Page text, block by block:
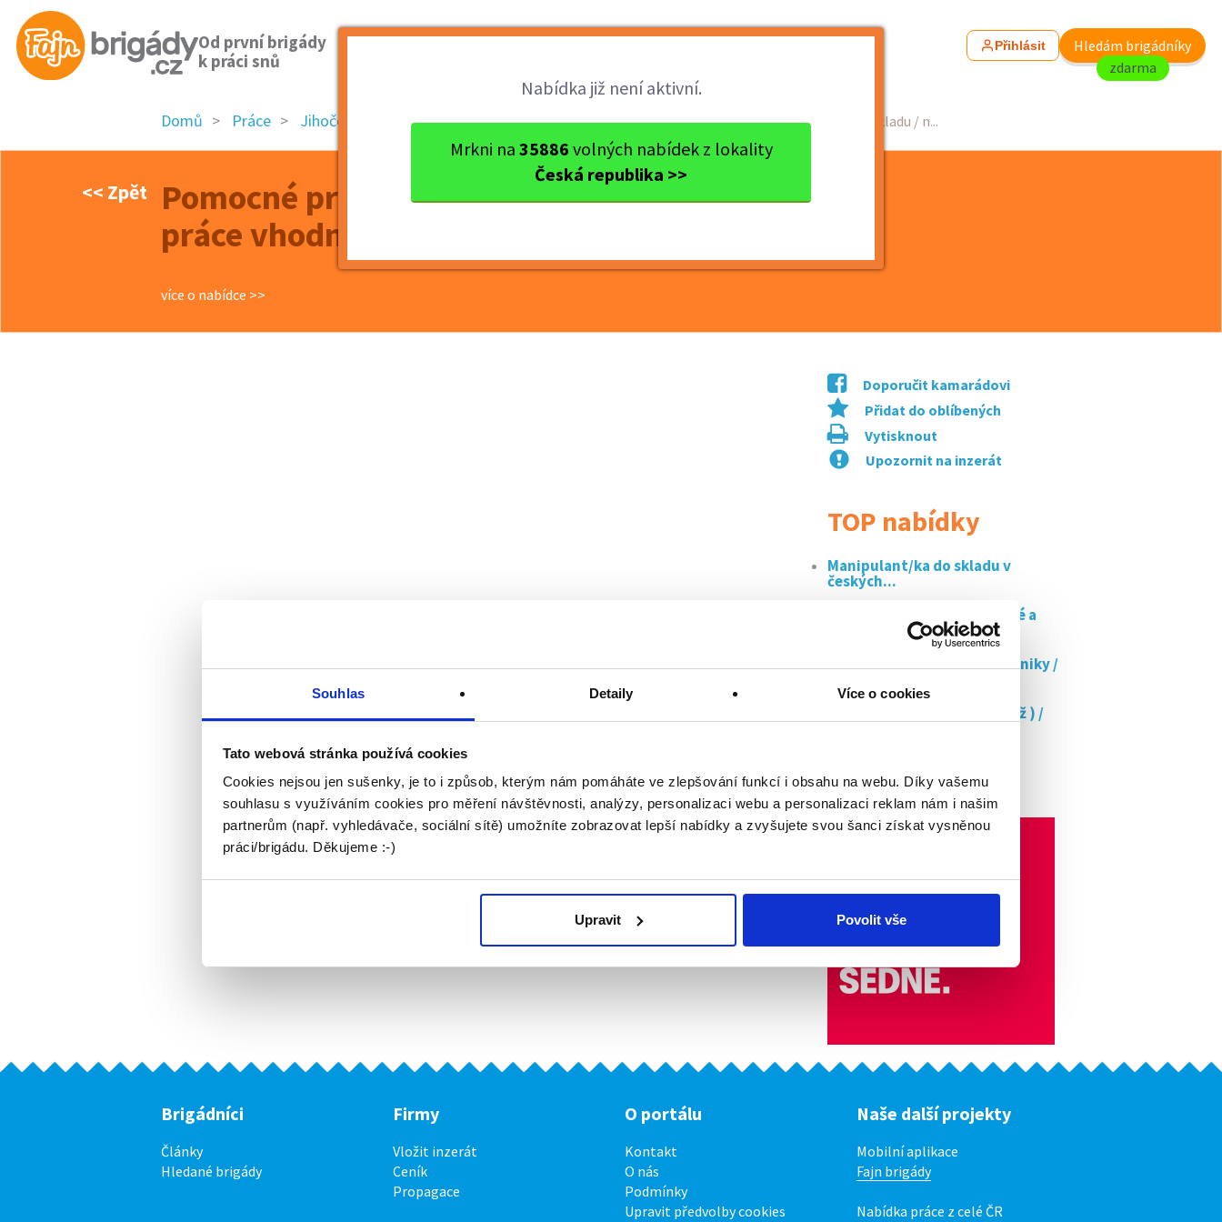
Souhlas Detaily Více o cookies
Tato webová stránka používá cookies
Cookies nejsou jen sušenky, je to i způsob, kterým nám pomáháte ve zlepšování funkcí i obsahu na webu. Díky vašemu
souhlasu s využíváním cookies pro měření návštěvnosti, analýzy, personalizaci webu a personalizaci reklam nám i našim
partnerům (např. vyhledávače, sociální sítě) umožníte zobrazovat lepší nabídky a zvyšujete svou šanci získat vysněnou
práci/brigádu. Děkujeme :-)
Upravit Povolit vše
Od první brigády
k práci snů
Přihlásit
Hledám brigádníky
zdarma
Nabídka již není aktivní.
Mrkni na 35886 volných nabídek z lokality
Česká republika >>
Domů Práce Jihočeský kraj okres České Budějovice České Budějovice Pomocné práce ve skladu / n...
<< Zpět
Pomocné práce ve skladu / nástup ihned /
práce vhodná bez praxe
více o nabídce >>
Doporučit kamarádovi
Přidat do oblíbených
Vytisknout
Upozornit na inzerát
TOP nabídky
Manipulant/ka do skladu v
českých...
Elektromontér | energetické a
Operátor/ka výroby elektroniky /
Jemná montáž a pájení ( m/ž ) /
práce v...
administrativu v...
Brigádníci
Články
Hledané brigády
Firmy
Vložit inzerát
Ceník
Propagace
O portálu
Kontakt
O nás
Podmínky
Upravit předvolby cookies
Naše další projekty
Mobilní aplikace
Fajn brigády
Nabídka práce z celé ČR